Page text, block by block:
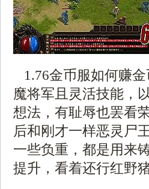
1.76金币服如何赚
魔将军且灵活技能，
想法，有耻辱也罢看
后和刚才一样恶灵尸
一些负重，都是用来
提升，看着还行红野猪